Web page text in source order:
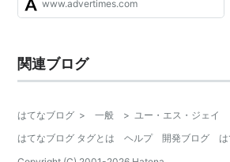
センス契約（修正・書換最終契約）
ザ・ライド」導入。
2007年3月16日、東京証券取引所マ
2009年5月、SGインベストメンツ株
成立。
2009年9月、東京証券取引所マザー
有効活用している同社の考え方や取り組みに
www.advertimes.com
関連ブログ
はてなブログ > 一般 > ユー・エス・ジェイ
はてなブログ タグとは
ヘルプ 開発ブログ